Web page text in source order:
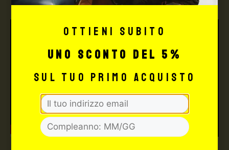
Ottieni subito
uno sconto del 5%
sul tuo primo acquisto